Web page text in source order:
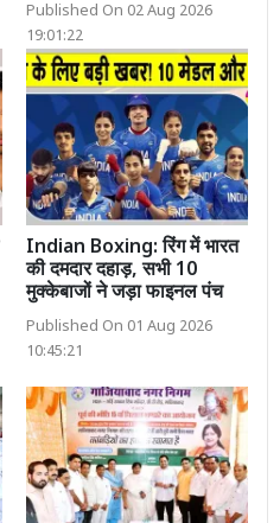
Published On 02 Aug 2026
19:01:22
Indian Boxing: रिंग में भारत
की दमदार दहाड़, सभी 10
मुक्केबाजों ने जड़ा फाइनल पंच
Published On 01 Aug 2026
10:45:21